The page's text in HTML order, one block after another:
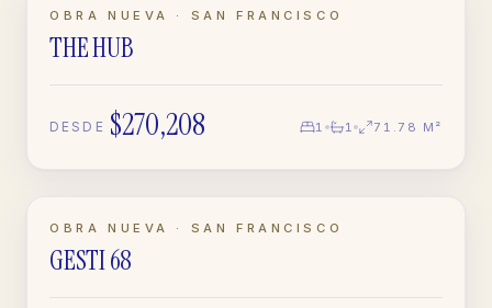
EN CONSTRUCCIÓN
APARTAMENTO
OBRA NUEVA · SAN FRANCISCO
THE HUB
DESDE $270,208 1 1 71.78 M²
EN CONSTRUCCIÓN
APARTAMENTO
OBRA NUEVA · SAN FRANCISCO
GESTI 68